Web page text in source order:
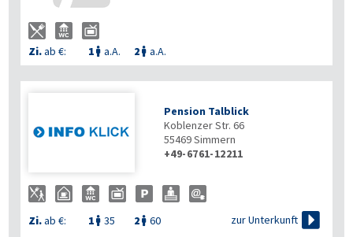
Zi.ab €: 1  a.A. 2  a.A.
Pension Talblick
Koblenzer Str. 66
55469Simmern
+49-6761-12211
Zi.ab €: 1  35 2  60 zur Unterkunft 